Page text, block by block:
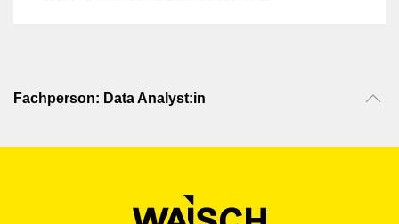
Marinetechnik sowie Kältetechnik und
Fachperson: Data Analyst:in